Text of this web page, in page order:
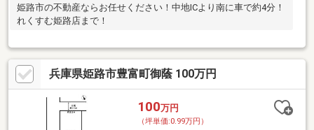
姫路市の不動産ならお任せください！中地ICより南に車で約4分！
れくすむ姫路店まで！
兵庫県姫路市豊富町御蔭 100万円
100万円
（坪単価:0.99万円）